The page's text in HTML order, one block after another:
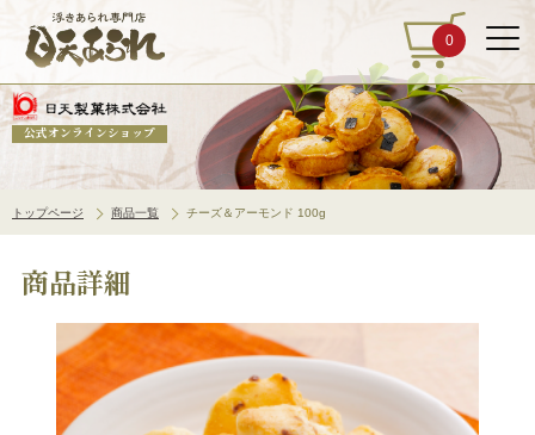
0
公式オンラインショップ
トップページ 商品一覧 チーズ＆アーモンド 100g
商品詳細